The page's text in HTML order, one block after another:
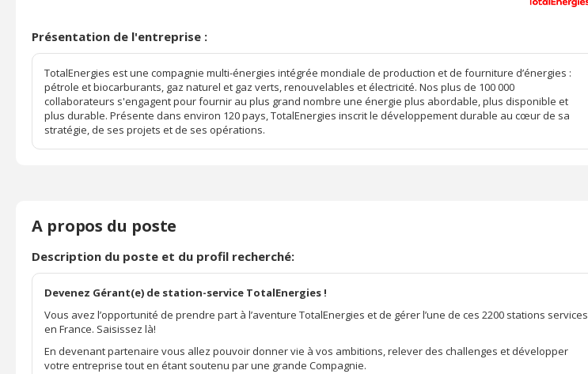
Présentation de l'entreprise :
TotalEnergies est une compagnie multi-énergies intégrée mondiale de production et de fourniture d’énergies :
pétrole et biocarburants, gaz naturel et gaz verts, renouvelables et électricité. Nos plus de 100 000
collaborateurs s'engagent pour fournir au plus grand nombre une énergie plus abordable, plus disponible et
plus durable. Présente dans environ 120 pays, TotalEnergies inscrit le développement durable au cœur de sa
stratégie, de ses projets et de ses opérations.
A propos du poste
Description du poste et du profil recherché:
Devenez Gérant(e) de station-service TotalEnergies !
Vous avez l’opportunité de prendre part à l’aventure TotalEnergies et de gérer l’une de ces 2200 stations services
en France. Saisissez là!
En devenant partenaire vous allez pouvoir donner vie à vos ambitions, relever des challenges et développer
votre entreprise tout en étant soutenu par une grande Compagnie.